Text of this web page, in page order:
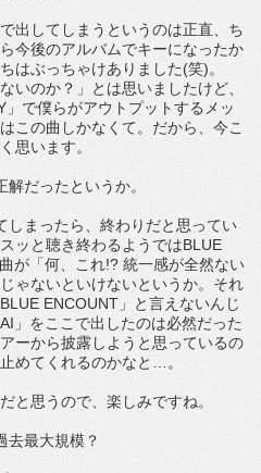
出してしまうというのは正直、ち
今後のアルバムでキーになったか
はぶっちゃけありました(笑)。
いのか？」とは思いましたけど、
」で僕らがアウトプットするメッ
この曲しかなくて。だから、今こ
思います。
だったというか。
しまったら、終わりだと思ってい
ッと聴き終わるようではBLUE
が「何、これ!? 統一感が全然ない
ゃないといけないというか。それ
ENCOUNT」と言えないんじ
」をここで出したのは必然だった
ーから披露しようと思っているの
めてくれるのかなと…。
と思うので、楽しみですね。
去最大規模？